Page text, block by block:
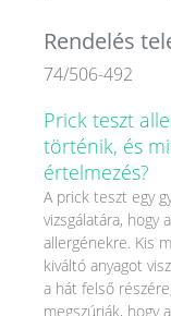
Rendelés
74/506-492
Prick teszt
történik, és
értelmezés?
A prick teszt egy
vizsgálatára, hogy
allergénekre. Kis
kiváltó anyagot
a hát felső
megszúrják, hogy